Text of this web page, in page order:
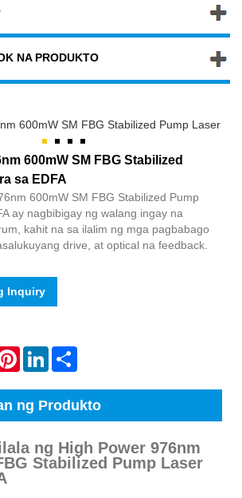
NA PRODUKTO
600mW SM FBG Stabilized
sa EDFA
600mW SM FBG Stabilized Pump
ay nagbibigay ng walang ingay na
kahit na sa ilalim ng mga pagbabago
drive, at optical na feedback.
Inquiry
PinterestLinkedIn
ng Produkto
ng High Power 976nm
Stabilized Pump Laser